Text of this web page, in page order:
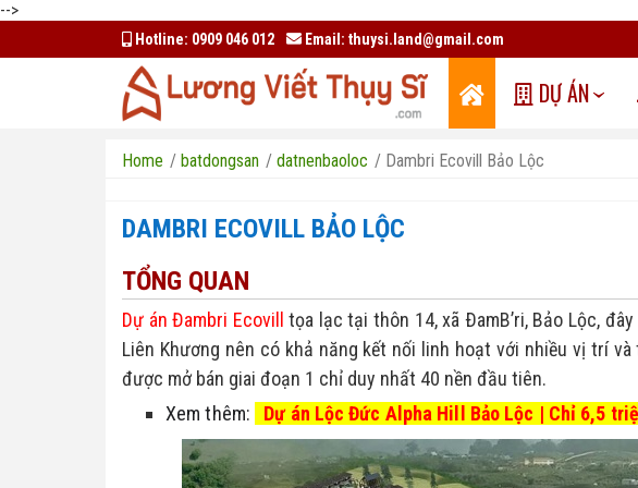
-->
Hotline: 0909 046 012 Email: thuysi.land@gmail.com
DỰ ÁN
Home / batdongsan / datnenbaoloc / Dambri Ecovill Bảo Lộc
DAMBRI ECOVILL BẢO LỘC
TỔNG QUAN
Dự án Đambri Ecovill
tọa lạc tại thôn 14, xã ÐamB’ri, Bảo Lộc,
Liên Khương nên có khả năng kết nối linh hoạt với nhiều vị trí
được mở bán giai đoạn 1 chỉ duy nhất 40 nền đầu tiên.
Xem thêm:
Dự án Lộc Đức Alpha Hill Bảo Lộc | Chỉ 6,5